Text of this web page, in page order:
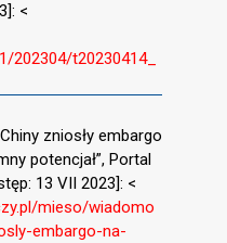
<
202304/t20230414_
zniosły embargo
potencjał”, Portal
13 VII 2023]: <
mieso/wiadomo
embargo-na-